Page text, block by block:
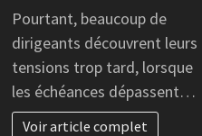
Pourtant, beaucoup de
dirigeants découvrent leurs
tensions trop tard, lorsque
les échéances dépassent…
Voir article complet